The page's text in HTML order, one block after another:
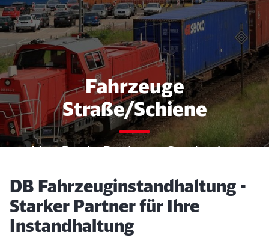
Fahrzeuge
Straße/Schiene
Von B wie Business Carsharing
Zulassungsmanagement
Artikel:
DB Fahrzeuginstandhaltung -
Starker Partner für Ihre
Instandhaltung